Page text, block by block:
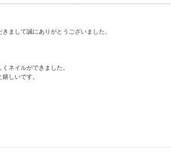
まして誠にありがとうございました。
ネイルができました。
しいです。